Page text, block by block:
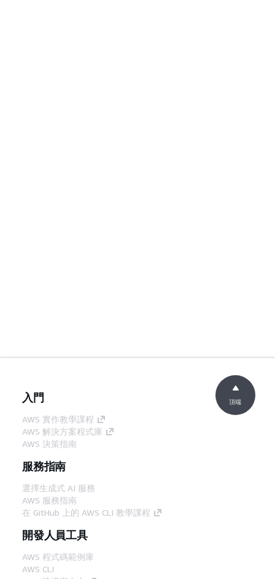
入門
AWS 實作教學課程
AWS 解決方案程式庫
AWS 決策指南
服務指南
選擇生成式 AI 服務
AWS 服務指南
在 GitHub 上的 AWS CLI 教學課程
開發人員工具
AWS 程式碼範例庫
AWS CLI
頂端